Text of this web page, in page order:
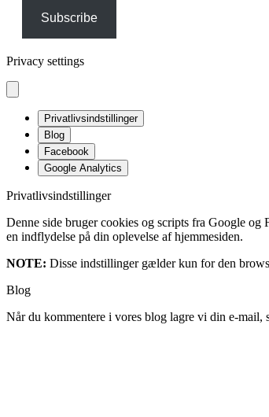
Subscribe
Privacy settings
Privatlivsindstillinger
Blog
Facebook
Google Analytics
Privatlivsindstillinger
Denne side bruger cookies og scripts fra Google
en indflydelse på din oplevelse af hjemmesiden.
NOTE: Disse indstillinger gælder kun for den
Blog
Når du kommentere i vores blog lagre vi din e-mail,